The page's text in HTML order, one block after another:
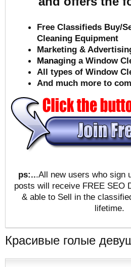
Free Classifieds Buy/
Cleaning Equipment
Marketing &
Managing a Window
All types of Window
And much more to
ps:...All new users who sign
posts will receive FREE SEO
& able to Sell in the
lifetime.
Красивые голые